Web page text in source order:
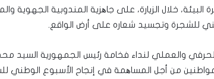
خلال الزيارة، على جاھزية المندوبية الجهوية
للشجرة وتجسيد شعاره على أرض الواقع.
والعملي لنداء فخامة رئيس الجمهورية السيد
من أجل المساھمة في إنجاح الأسبوع الوطني